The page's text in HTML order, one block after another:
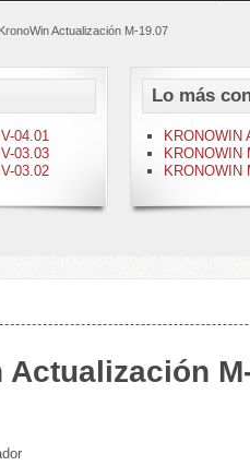
KronoWin Actualización M-19.07
04.01
03.03
03.02
Lo más
KRONOWIN
KRONOWIN
KRONOWIN
Actualización